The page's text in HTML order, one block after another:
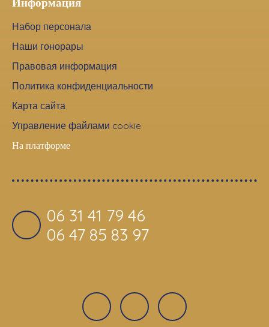
Набор персонала
Наши гонорары
Правовая информация
Политика конфиденциальности
Карта сайта
Управление файлами cookie
На платформе
06 31 41 79 46
06 47 85 83 97